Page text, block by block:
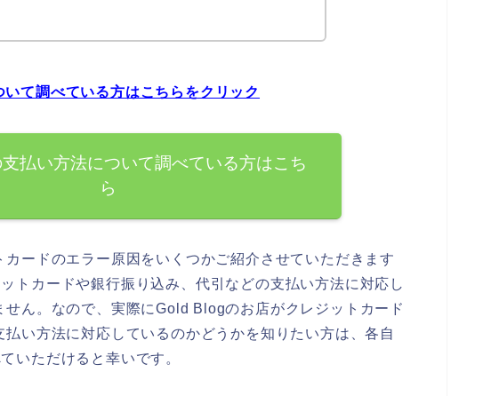
て調べている方はこちらをクリック
払い方法について調べている方はこち
ら
ードのエラー原因をいくつかご紹介させていただきます
トカードや銀行振り込み、代引などの支払い方法に対応し
せん。なので、実際にGold Blogのお店がクレジットカード
い方法に対応しているのかどうかを知りたい方は、各自
いただけると幸いです。